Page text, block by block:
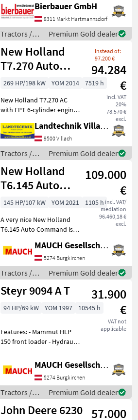
Zustand und kann nach
telefonischer Vereinbarung
gerne vor Ort besichtigt
und geprüft we
Bierbauer GmbH
8311 Markt Hartmannsdorf
Tractors /
Deutz Fahr
Premium Gold dealer
New Holland
T7.270 Auto
Command
BluePower
Instead of:
97.200 €
94.284
€
incl. VAT
20%
78.570 €
excl.
269 HP/198 kW YOM 2014
7519 h
New Holland T7.270 AC
with FPT 6-cylinder engine
brake, Autocommand 50
km/h transmission, front
hydraulics + 2x DW
intermediate-axle control
Landtechnik Villach GmbH
9500 Villach
Tractors /
New Holland
Premium Gold dealer
New Holland
T6.145 Auto
Command
(Stage V)
109.000
€
incl. VAT/
mediation
96.460,18 €
excl.
145 HP/107 kW YOM 2021
1105 h
A very nice New Holland
T6.145 Auto Command is
Continuously variable
transmission (CVT) - 50
km/h - Front hydraulics -
Single-lever co
MAUCH Gesellschaft m.b.H. & Co.KG
5274 Burgkirchen
Tractors /
New Holland
Premium Gold dealer
Steyr 9094 A T
31.900
€
VAT not
applicable
94 HP/69 kW YOM 1997 10545 h
Features: - Mammut HLP
150 front loader - Hydraulic
coupler - 3 control circuits -
Single-lever control unit -
Front hydraulics - Mounts f
MAUCH Gesellschaft m.b.H. & Co.KG
5274 Burgkirchen
Tractors /
Steyr
Premium Gold dealer
John Deere 6230
57.000